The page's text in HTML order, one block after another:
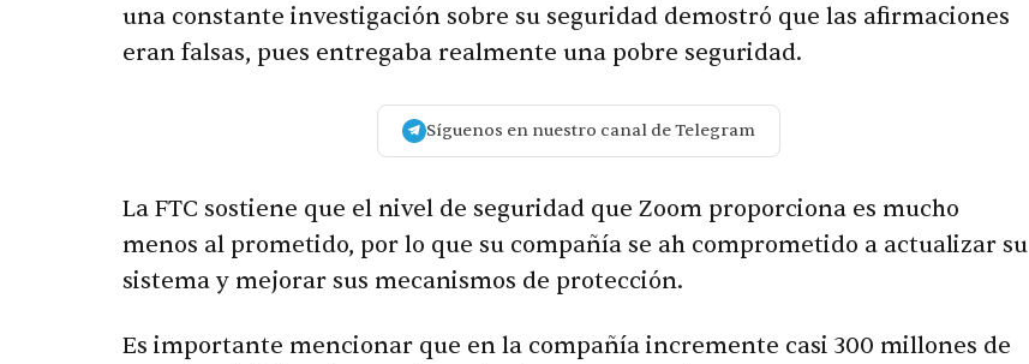
una constante investigación sobre su seguridad demostró que las afirmaciones
eran falsas, pues entregaba realmente una pobre seguridad.
Síguenos en nuestro canal de Telegram
La FTC sostiene que el nivel de seguridad que Zoom proporciona es mucho
menos al prometido, por lo que su compañía se ah comprometido a actualizar su
sistema y mejorar sus mecanismos de protección.
Es importante mencionar que en la compañía incremente casi 300 millones de